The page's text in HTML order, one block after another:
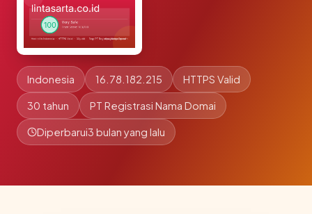
Indonesia 16.78.182.215 HTTPS Valid
30 tahun PT Registrasi Nama Domai
Diperbarui3 bulan yang lalu